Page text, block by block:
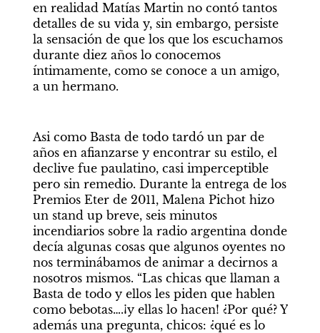
en realidad Matías Martin no contó tantos
detalles de su vida y, sin embargo, persiste
la sensación de que los que los escuchamos
durante diez años lo conocemos
íntimamente, como se conoce a un amigo,
a un hermano.
Asi como Basta de todo tardó un par de
años en afianzarse y encontrar su estilo, el
declive fue paulatino, casi imperceptible
pero sin remedio. Durante la entrega de los
Premios Eter de 2011, Malena Pichot hizo
un stand up breve, seis minutos
incendiarios sobre la radio argentina donde
decía algunas cosas que algunos oyentes no
nos terminábamos de animar a decirnos a
nosotros mismos. “Las chicas que llaman a
Basta de todo y ellos les piden que hablen
como bebotas….¡y ellas lo hacen! ¿Por qué? Y
además una pregunta, chicos: ¿qué es lo